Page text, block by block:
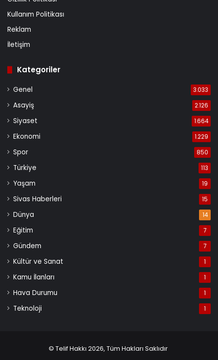
Kullanım Politikası
Reklam
İletişim
Kategoriler
Genel 3.033
Asayiş 2.126
Siyaset 1.664
Ekonomi 1.229
Spor 850
Türkiye 113
Yaşam 19
Sivas Haberleri 15
Dünya 14
Eğitim 7
Gündem 7
Kültür ve Sanat 1
Kamu İlanları 1
Hava Durumu 1
Teknoloji 1
© Telif Hakkı 2026, Tüm Hakları Saklıdır